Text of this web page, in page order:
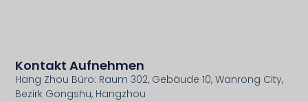
Kontakt Aufnehmen
Hang Zhou Büro: Raum 302, Gebäude 10, Wanrong City,
Bezirk Gongshu, Hangzhou